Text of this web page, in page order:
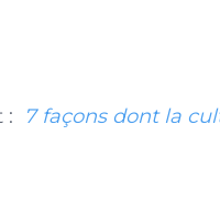
:
7 façons dont la